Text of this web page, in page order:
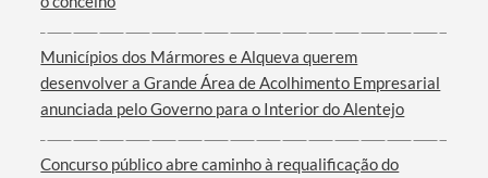
Municípios dos Mármores e Alqueva querem
desenvolver a Grande Área de Acolhimento Empresarial
anunciada pelo Governo para o Interior do Alentejo
Concurso público abre caminho à requalificação do